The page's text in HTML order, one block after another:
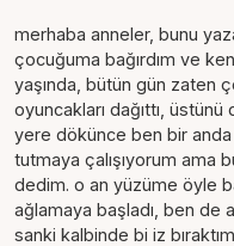
merhaba anneler, bunu
çocuğuma bağırdım ve
yaşında, bütün gün zaten
oyuncakları dağıttı,
yere dökünce ben bir
tutmaya çalışıyorum ama
dedim. o an yüzüme öyle
ağlamaya başladı, ben de
sanki kalbinde bi iz